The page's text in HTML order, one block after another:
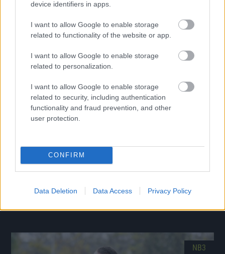
device identifiers in apps.
I want to allow Google to enable storage
related to functionality of the website or app.
I want to allow Google to enable storage
related to personalization.
I want to allow Google to enable storage
related to security, including authentication
functionality and fraud prevention, and other
user protection.
CONFIRM
Data Deletion Data Access Privacy Policy
NB3
Mosonmagyaróvár: távozott a kapus, eldőlt az edző
Hivatalos bejelentések.
NB3